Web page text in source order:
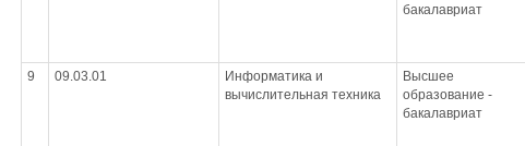
бакалавриат
9 09.03.01
Информатика и
вычислительная техника
Высшее
образование -
бакалавриат